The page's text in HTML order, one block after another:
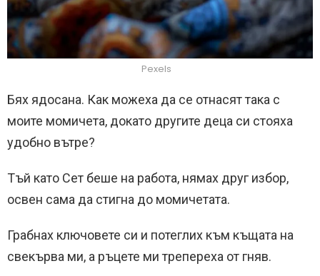
Pexels
Бях ядосана. Как можеха да се отнасят така с
моите момичета, докато другите деца си стояха
удобно вътре?
Тъй като Сет беше на работа, нямах друг избор,
освен сама да стигна до момичетата.
Грабнах ключовете си и потеглих към къщата на
свекърва ми, а ръцете ми трепереха от гняв.